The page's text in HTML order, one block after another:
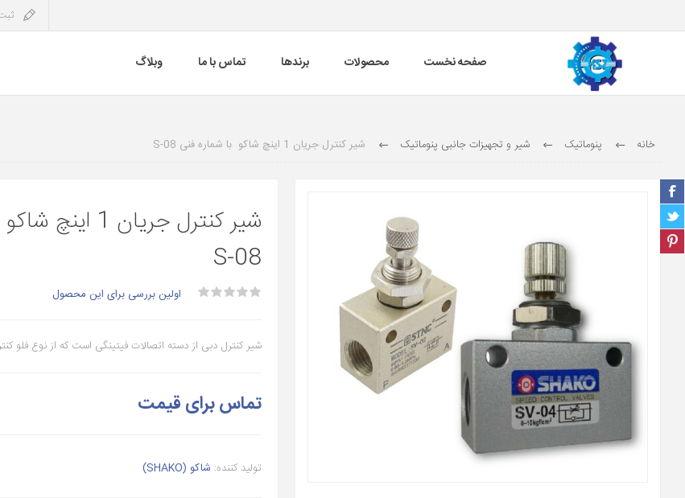
صفحه نخست محصولات برندها تماس با ما وبلاگ
خانه پنوماتیک شیر و تجهیزات جانبی پنوماتیک شیر کنترل جریان 1 اینچ شاکو با شماره فنی S-08
شیر کنترل جریان
S-08
اولین بررسی برای این محصول
شیر کنترل دبی از دسته اتصالات فیتینگی است که از نوع فلو
تماس برای قیمت
تولید کننده: شاکو (SHAKO)